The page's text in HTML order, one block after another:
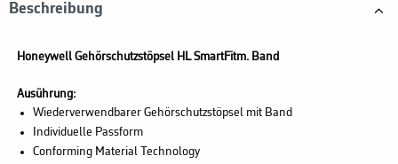
Beschreibung
Honeywell Gehörschutzstöpsel HL SmartFitm. Band
Ausührung:
Wiederverwendbarer Gehörschutzstöpsel mit Band
Individuelle Passform
Conforming Material Technology